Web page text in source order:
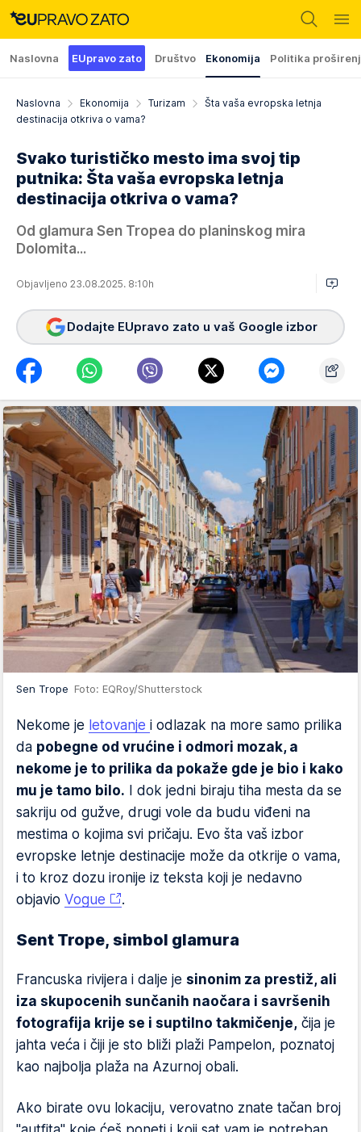
Naslovna EUpravo zato Društvo Ekonomija Politika
Naslovna Ekonomija Turizam
Šta vaša evropska letnja
destinacija otkriva o vama?
Svako turističko mesto ima svoj tip
putnika: Šta vaša evropska letnja
destinacija otkriva o vama?
Od glamura Sen Tropea do planinskog mira
Dolomita...
Objavljeno 23.08.2025. 8:10h
Dodajte EUpravo zato u vaš Google izbor
Sen Trope Foto: EQRoy/Shutterstock
Nekome je letovanje i odlazak na more samo prilika
da pobegne od vrućine i odmori mozak, a
nekome je to prilika da pokaže gde je bio i kako
mu je tamo bilo. I dok jedni biraju tiha mesta da se
sakriju od gužve, drugi vole da budu viđeni na
mestima o kojima svi pričaju. Evo šta vaš izbor
evropske letnje destinacije može da otkrije o vama,
i to kroz dozu ironije iz teksta koji je nedavno
objavio Vogue .
Sent Trope, simbol glamura
Francuska rivijera i dalje je sinonim za prestiž, ali
iza skupocenih sunčanih naočara i savršenih
fotografija krije se i suptilno takmičenje, čija je
jahta veća i čiji je sto bliži plaži Pampelon, poznatoj
kao najbolja plaža na Azurnoj obali.
Ako birate ovu lokaciju, verovatno znate tačan broj